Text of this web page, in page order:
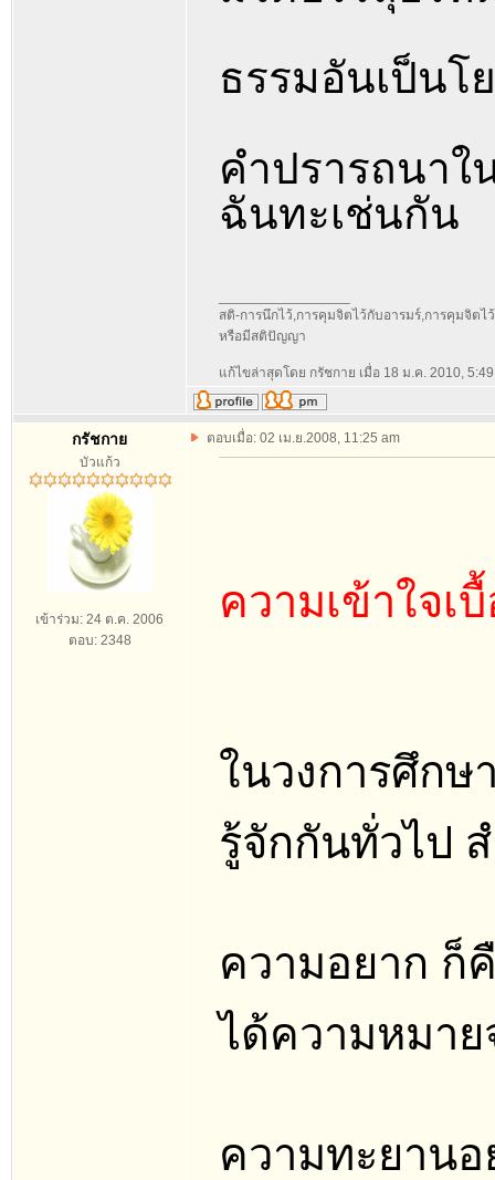
ธรรมอันเป็นโ
คำปรารถนา
ฉันทะเช่นกัน
สติ-การนึกไว้,การคุมจิตไว้กับอารมร์,การคุมจิต
หรือมีสติปัญญา
แก้ไขล่าสุดโดย กรัชกาย เมื่อ 18 ม.ค. 2010,
กรัชกาย
บัวแก้ว
เข้าร่วม: 24 ต.ค. 2006
ตอบ: 2348
ตอบเมื่อ: 02 เม.ย.2008, 11:25 am
ความเข้าใจเ
ในวงการศึก
รู้จักกันทั่วไป
ความอยาก ก็
ได้ความหมาย
ความทะยานอ